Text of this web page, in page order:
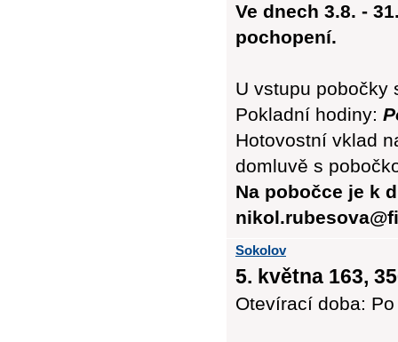
Ve dnech 3.8. -
pochopení.
U vstupu
Pokladní hodiny:
Hotovostní vklad
domluvě s
Na pobočce je k
Sokolov
5. května 163,
Otevírací doba: